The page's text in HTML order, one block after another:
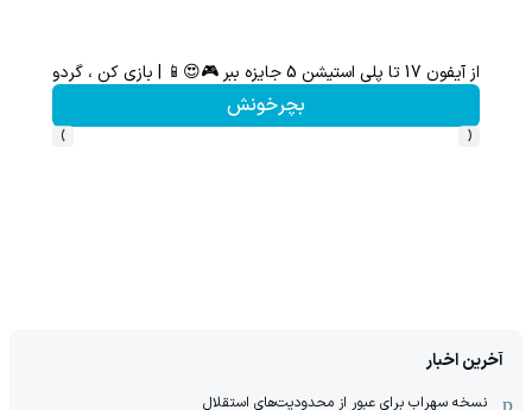
گردونه شانس بدون پوچ از PS5 تا آیفون17 و 1000دلار جایزه 🔥
‹
›
آخرین اخبار
نسخه سهراب برای عبور از محدودیت‌های استقلال